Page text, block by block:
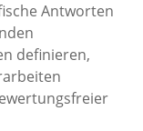
Antworten
definieren,